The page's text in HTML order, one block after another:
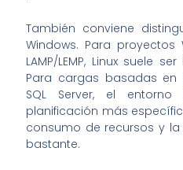
También conviene
Windows. Para proyectos
LAMP/LEMP, Linux suele
Para cargas basadas en
SQL Server, el entorno
planificación más
consumo de recursos y
bastante.